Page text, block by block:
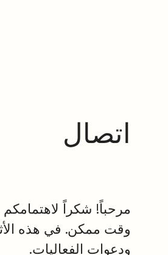
اتصال
وقت ممكن. في هذه
ودعوات الفعاليات.